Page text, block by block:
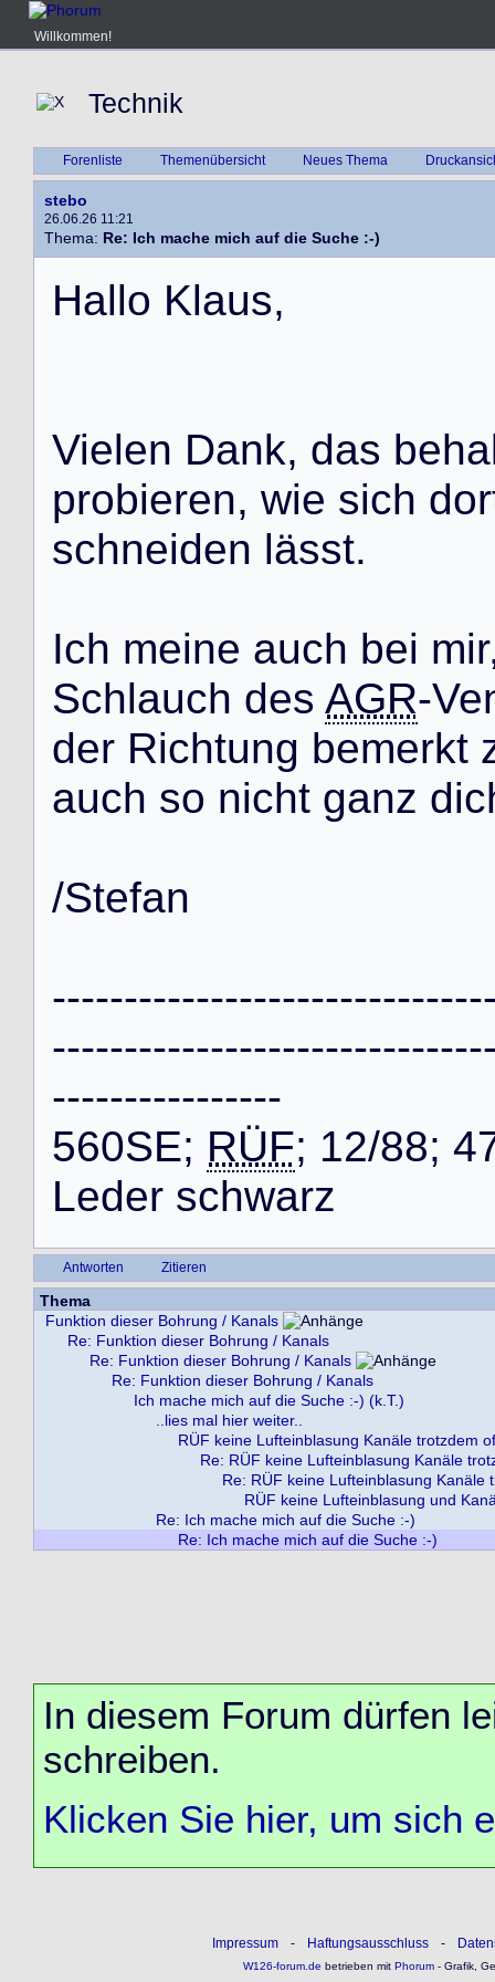
Willkommen!
Technik
Forenliste Themenübersicht Neues Thema
stebo
26.06.26 11:21
Thema: Re: Ich mache mich auf die Suche :-)
Hallo Klaus,
Vielen Dank, das beha
probieren, wie sich dor
schneiden lässt.
Ich meine auch bei mir
Schlauch des AGR-Ve
der Richtung bemerkt
auch so nicht ganz dic
/Stefan
------------------------------
------------------------------
----------------
560SE; RÜF; 12/88; 4
Leder schwarz
Antworten Zitieren
Thema
Funktion dieser Bohrung / Kanals
Re: Funktion dieser Bohrung / Kanals
Re: Funktion dieser Bohrung / Kanals
Re: Funktion dieser Bohrung / Kanals
Ich mache mich auf die Suche :-) (k.T.)
..lies mal hier weiter..
RÜF keine Lufteinblasung Kanäle trotzdem
Re: RÜF keine Lufteinblasung Kanäle
Re: RÜF keine Lufteinblasung Kanäle
RÜF keine Lufteinblasung und
Re: Ich mache mich auf die Suche :-)
Re: Ich mache mich auf die Suche :-)
In diesem Forum dürfen
schreiben.
Klicken Sie hier, um sich
Impressum - Haftungsausschluss -
W126-forum.de betrieben mitPhorum- Grafik,